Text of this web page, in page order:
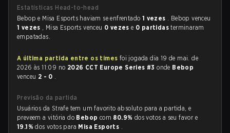
Estatísticas Head-to-head
Bebop e Misa Esports haviam se enfrentado 1 vezes . Bebop venceu
1 vezes , Misa Esports venceu 0 vezese 0 partidasterminaram
empatadas.
A última partida entre os times foi jogada dia 19 de mai. de
2026 às 11:09 no 2026 CCT Europe Series #3onde Bebop
venceu 2 - 0 .
Previsão da partida
Usuários da Strafe tem um favorito absoluto para a partida, e
preveem a vitória do Bebop com 80.9% dos votos a seu favor e
19.1%dos votos para Misa Esports .